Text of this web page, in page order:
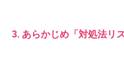
3. あらかじめ「対処法リ